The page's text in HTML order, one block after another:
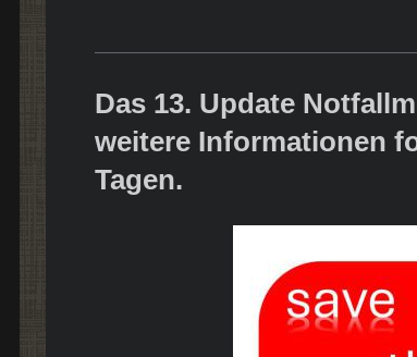
Das 13. Update
weitere Informationen
Tagen.